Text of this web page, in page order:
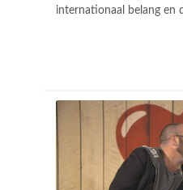
internationaal belang en